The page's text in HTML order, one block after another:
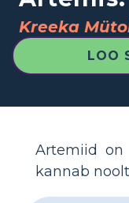
Kreeka
LOO
Artemiid
kannab